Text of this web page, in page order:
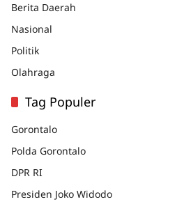
Berita Daerah
Nasional
Politik
Olahraga
Tag Populer
Gorontalo
Polda Gorontalo
DPR RI
Presiden Joko Widodo